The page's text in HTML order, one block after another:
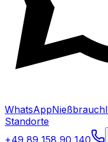
WhatsAppNießbrauch
Standorte
+49 89 158 90 140